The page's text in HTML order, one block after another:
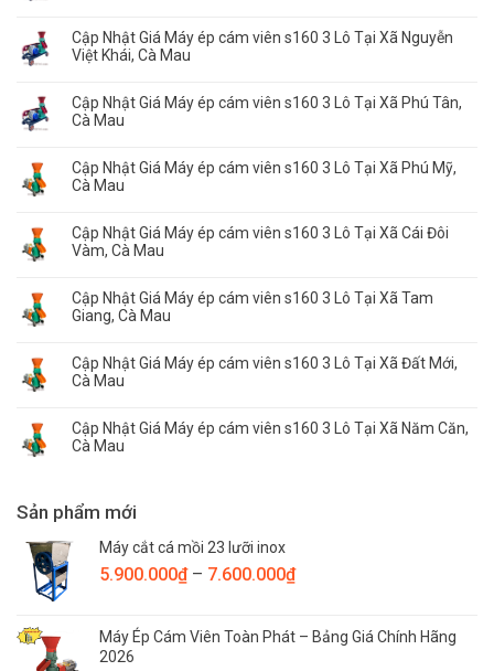
Cập Nhật Giá Máy ép cám viên s160 3 Lô Tại Xã Nguyễn
Việt Khái, Cà Mau
Cập Nhật Giá Máy ép cám viên s160 3 Lô Tại Xã Phú Tân,
Cà Mau
Cập Nhật Giá Máy ép cám viên s160 3 Lô Tại Xã Phú Mỹ,
Cà Mau
Cập Nhật Giá Máy ép cám viên s160 3 Lô Tại Xã Cái Đôi
Vàm, Cà Mau
Cập Nhật Giá Máy ép cám viên s160 3 Lô Tại Xã Tam
Giang, Cà Mau
Cập Nhật Giá Máy ép cám viên s160 3 Lô Tại Xã Đất Mới,
Cà Mau
Cập Nhật Giá Máy ép cám viên s160 3 Lô Tại Xã Năm Căn,
Cà Mau
Sản phẩm mới
Máy cắt cá mồi 23 lưỡi inox
5.900.000₫ – 7.600.000₫Khoảng
5.900.000₫
Máy Ép Cám Viên Toàn Phát – Bảng Giá Chính Hãng
2026